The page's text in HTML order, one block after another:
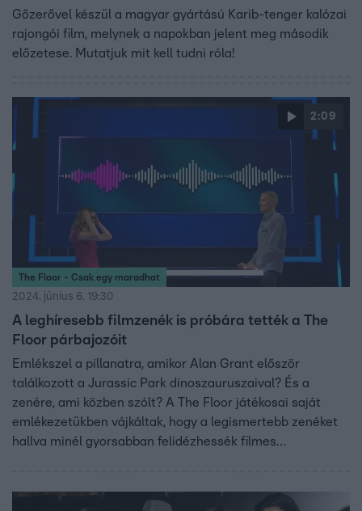
Gőzerővel készül a magyar gyártású Karib-tenger kalózai
rajongói film, melynek a napokban jelent meg második
előzetese. Mutatjuk mit kell tudni róla!
2:09
The Floor - Csak egy maradhat
2024. június 6. 19:30
A leghíresebb filmzenék is próbára tették a The
Floor párbajozóit
Emlékszel a pillanatra, amikor Alan Grant először
találkozott a Jurassic Park dinoszauruszaival? És a
zenére, ami közben szólt? A The Floor játékosai saját
emlékezetükben vájkáltak, hogy a legismertebb zenéket
hallva minél gyorsabban felidézhessék filmes